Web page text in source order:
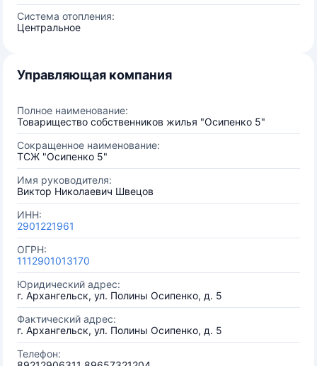
Система отопления:
Центральное
Управляющая компания
Полное наименование:
Товарищество собственников жилья "Осипенко 5"
Сокращенное наименование:
ТСЖ "Осипенко 5"
Имя руководителя:
Виктор Николаевич Швецов
ИНН:
2901221961
ОГРН:
1112901013170
Юридический адрес:
г. Архангельск, ул. Полины Осипенко, д. 5
Фактический адрес:
г. Архангельск, ул. Полины Осипенко, д. 5
Телефон: